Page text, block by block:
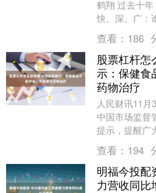
鹤翔 过去十
快、深、广：
扎得深、商品
场....
查看： 186
股票杠杆怎
示：保健食
药物治疗
人民财讯11月
中国市场监督
提示，提醒广
品、不能替代
准“蓝帽子”标
查看： 194
明福今投配
力营收同比